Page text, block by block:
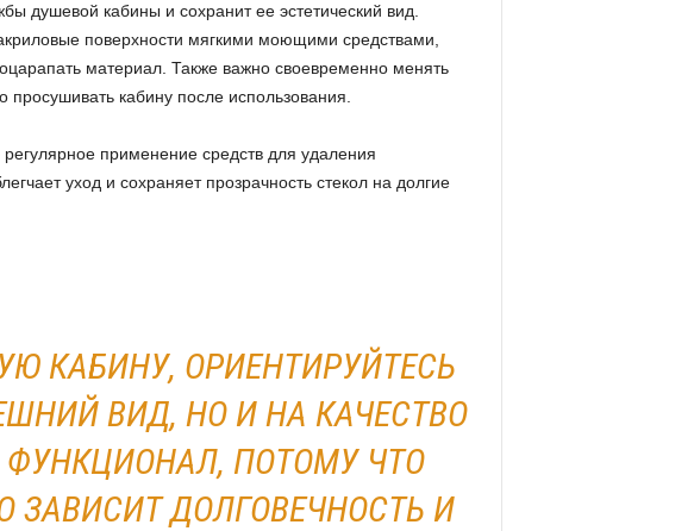
душевой кабины и сохранит ее эстетический вид.
поверхности мягкими моющими средствами,
материал. Также важно своевременно менять
кабину после использования.
применение средств для удаления
уход и сохраняет прозрачность стекол на долгие
КАБИНУ, ОРИЕНТИРУЙТЕСЬ
ВИД, НО И НА КАЧЕСТВО
ПОТОМУ ЧТО
ЗАВИСИТ ДОЛГОВЕЧНОСТЬ И